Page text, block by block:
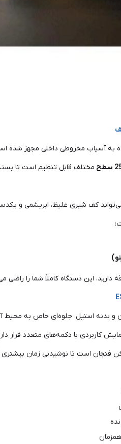
به آسیاب مخروطی داخلی مجهز
سطح مختلف قابل تنظیم است تا
کف شیری غلیظ، ابریشمی و
دارید، این دستگاه کاملاً شما را راضی
بدنه استیل، جلوه‌ای خاص به محیط
کاربردی با دکمه‌های متعدد قرار
فنجان است تا نوشیدنی زمان بیشتری